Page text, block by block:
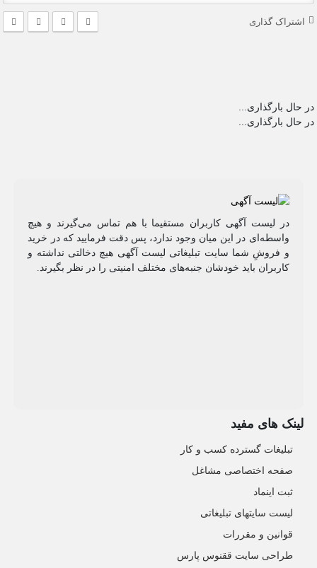
اشتراک گذاری
در حال بارگذاری...
در حال بارگذاری...
در لیست آگهی کاربران مستقیما با هم تماس می‌گیرند و هیچ
واسطه‌ای در این میان وجود ندارد، پس دقت فرمایید که در خرید
و فروشِ شما سایت تبلیغاتی لیست آگهی هیچ دخالتی نداشته و
کاربران باید خودشان جنبه‌های مختلف امنیتی را در نظر بگیرند.
لینک های مفید
تبلیغات گسترده کسب و کار
صفحه اختصاصی مشاغل
ثبت اینماد
لیست سایتهای تبلیغاتی
قوانین و مقررات
طراحی سایت ققنوس پارس